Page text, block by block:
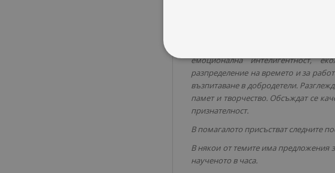
превенция на насилието,
превенция на терориз-ма и
емоционална интелигентност,
разпределение на времето и за
възпитаване в добродетели.
памет и творчество. Обсъждат се
признателност.
В помагалото присъстват следните
В някои от темите има предложения
наученото в часа.